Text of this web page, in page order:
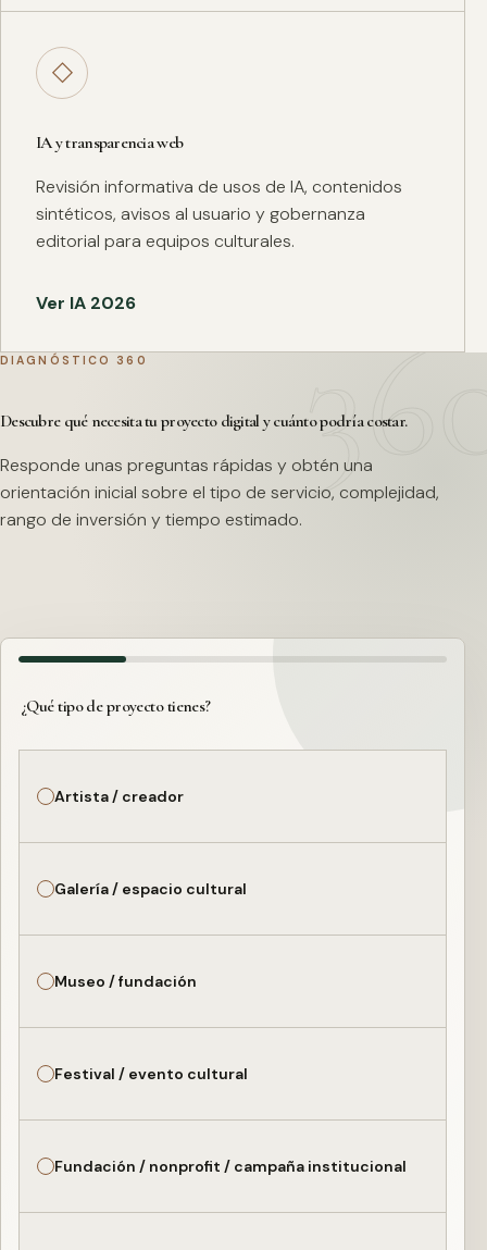
◇
IA y transparencia web
Revisión informativa de usos de IA, contenidos
sintéticos, avisos al usuario y gobernanza
editorial para equipos culturales.
Ver IA 2026
DIAGNÓSTICO 360
Descubre qué necesita tu proyecto digital y cuánto podría costar.
Responde unas preguntas rápidas y obtén una
orientación inicial sobre el tipo de servicio, complejidad,
rango de inversión y tiempo estimado.
¿Qué tipo de proyecto tienes?
Artista / creador
Galería / espacio cultural
Museo / fundación
Festival / evento cultural
Fundación / nonprofit / campaña institucional